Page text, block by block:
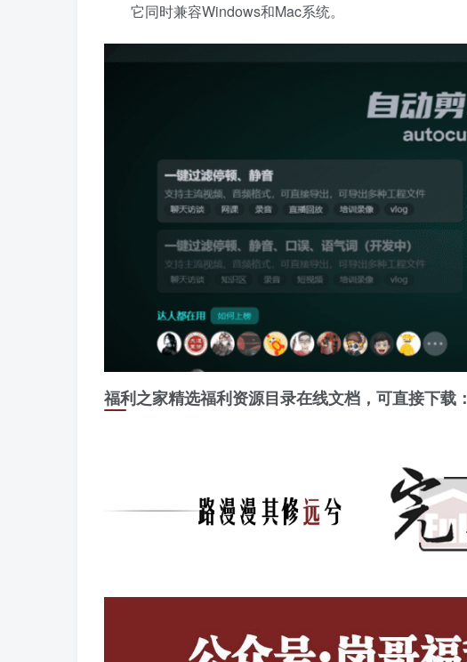
它同时兼容Windows和Mac系统。
福利之家精选福利资源目录在线文档，可直接下载：